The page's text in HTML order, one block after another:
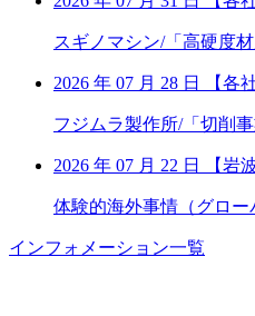
スギノマシン/「高硬度
2026 年 07 月 28 日 【各
フジムラ製作所/「切削
2026 年 07 月 22 日 【岩
体験的海外事情（グロ
インフォメーション一覧